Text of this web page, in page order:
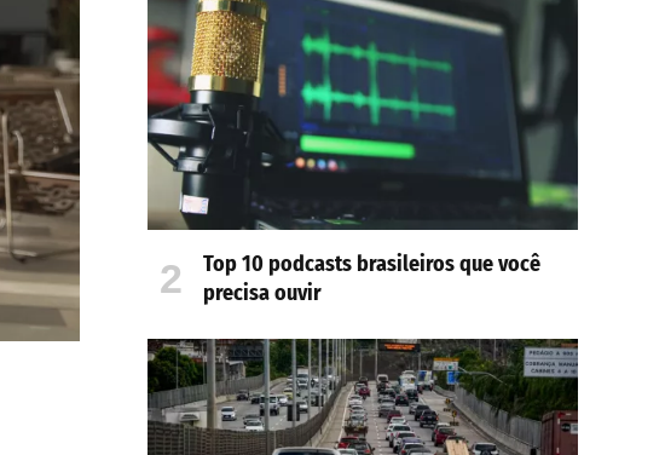
Top 10 podcasts brasileiros que você
precisa ouvir